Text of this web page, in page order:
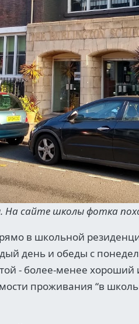
На сайте школы фотка
в школьной
день и обеды с
- более-менее
проживания “в